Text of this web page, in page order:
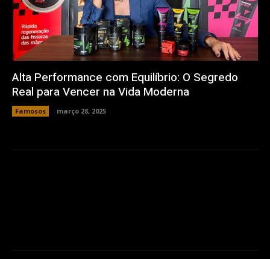
Alta Performance com Equilíbrio: O Segredo
Real para Vencer na Vida Moderna
Famosos março 28, 2025